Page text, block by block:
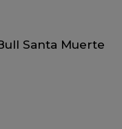
Santa Muerte